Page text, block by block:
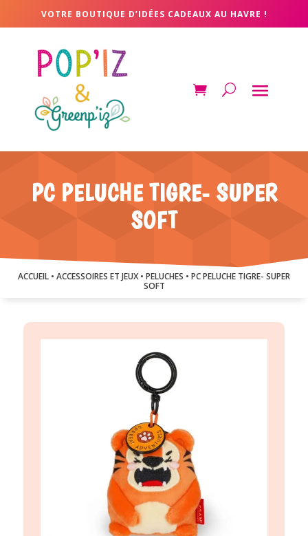
VOTRE BOUTIQUE D’IDÉES CADEAUX AU HAVRE !
PC PELUCHE TIGRE- SUPER
SOFT
ACCUEIL • ACCESSOIRES ET JEUX• PELUCHES • PC PELUCHE TIGRE- SUPER
SOFT